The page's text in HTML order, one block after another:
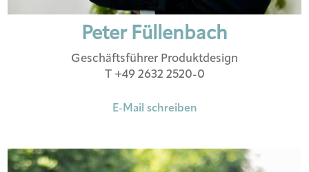
Peter Füllenbach
Geschäftsführer Produktdesign
T +49 2632 2520-0
E-Mail schreiben